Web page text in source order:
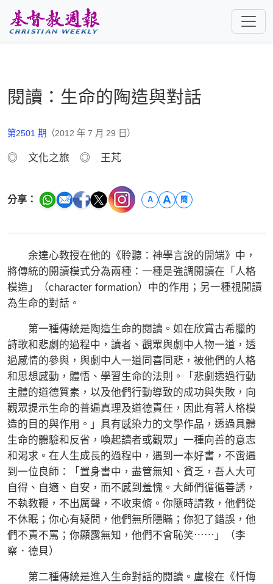
閱讀：生命的陶造與對話
第2501 期 （2012 年 7 月 29 日）
◎ 文化之旅 ◎ 王芃
分享： A A 簡
余達心教授在他的《聆聽：神學言說的開端》中，
將傳統的閱讀模式分為兩種：一種是強調閱讀在「人格
模造」（character formation）中的作用；另一種視閱讀
為生命的對話。
第一種傳統是陶造生命的閱讀。如在欣賞古希臘的
詩歌和悲劇的過程中，讀者、觀眾與劇中人物一道，透
過感情的參與，與劇中人一道同喜同悲，被他們的人格
和思想感動，體悟、學習生命的法則。「悲劇透過行動
主體的道德質素，以及他們行動導致的成功與失敗，向
觀眾提示生命的普遍真理及道德責任，因此有著人格模
造的目的與作用。」具有感染力的文學作品，透過具體
生命的體驗和反省，喚起讀者或觀眾」一種向善的意志
和渴求。在人生成長的過程中，遇到一本好書，不啻遇
到一位良師：「置身書中，盡管無知、貧乏，吾人大可
自得、自適、自安，而不感到羞愧。大師們循循善誘，
不執教鞭，不出厲聲，不收束脩。你隨時請教，他們從
不休眠；你心有疑問，他們無所隱瞞；你犯了錯誤，他
們不責不罵；你顯露無知，他們不會恥笑⋯⋯」（李
察．德貝）
第二種傳統是進入生命對話的閱讀。盧梭在《忏悔